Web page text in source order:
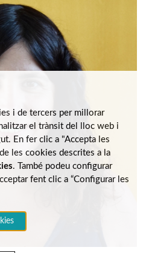
i de tercers per millorar
el trànsit del lloc web i
En fer clic a "Accepta les
les cookies descrites a la
. També podeu configurar
fent clic a “Configurar les